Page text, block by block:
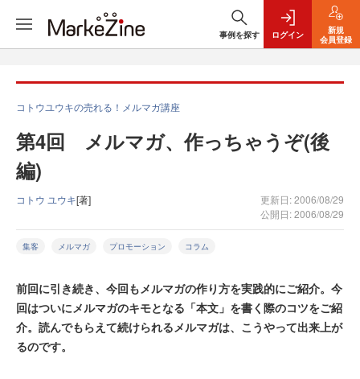
事例を探す ログイン
新規
会員登録
コトウユウキの売れる！メルマガ講座
第4回 メルマガ、作っちゃうぞ(後
編)
コトウ ユウキ[著]
更新日: 2006/08/29
公開日: 2006/08/29
集客 メルマガ プロモーション コラム
前回に引き続き、今回もメルマガの作り方を実践的にご紹介。今
回はついにメルマガのキモとなる「本文」を書く際のコツをご紹
介。読んでもらえて続けられるメルマガは、こうやって出来上が
るのです。